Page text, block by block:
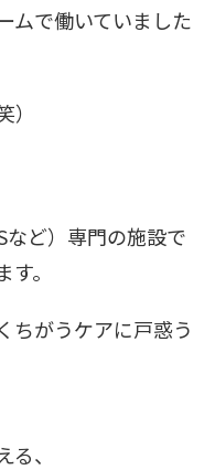
ムで働いていました
など）専門の施設で
。
ちがうケアに戸惑う
、